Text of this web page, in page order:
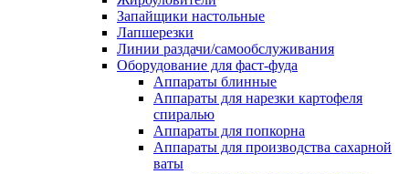
Запайщики настольные
Лапшерезки
Линии раздачи/самообслуживания
Оборудование для фаст-фуда
Аппараты блинные
Аппараты для нарезки картофеля
спиралью
Аппараты для попкорна
Аппараты для производства сахарной
ваты